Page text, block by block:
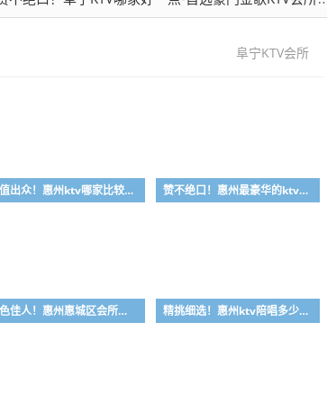
阜宁KTV会所
颜值出众！惠州ktv哪家比较好-首选金叶酒店ktv会所消费行情推荐 赞不绝口！惠州最豪华的ktv-首选金玉满堂ktv会所消费行情推荐
绝色佳人！惠州惠城区会所哪家好-首选皇家公馆ktv会所消费行情推荐 精挑细选！惠州ktv陪唱多少钱-首选丽景国际ktv会所消费行情推荐